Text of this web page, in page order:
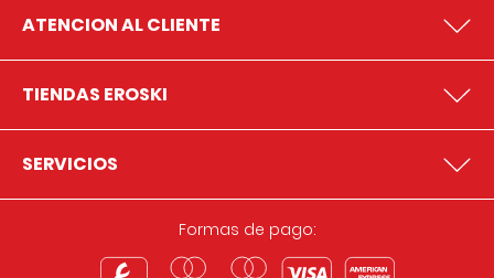
ATENCION AL CLIENTE
TIENDAS EROSKI
SERVICIOS
Formas de pago: